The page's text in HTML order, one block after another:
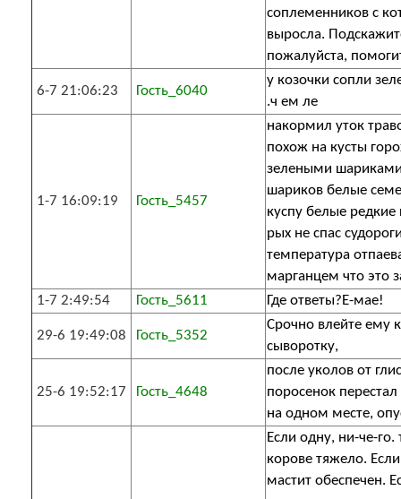
соплеменников с
выросла.
пожалуйста,
6-7 21:06:23 Гость_6040
у козочки сопли
.ч ем ле
1-7 16:09:19 Гость_5457
накормил уток
похож на кусты
зелеными
шариков белые
куспу белые редкие
рых не спас
температура
марганцем что это
1-7 2:49:54
Гость_5611 Где ответы?Е-мае!
29-6 19:49:08 Гость_5352
Срочно влейте ему
сыворотку,
25-6 19:52:17 Гость_4648
после уколов от
поросенок перестал
на одном месте,
Если одну, ни-че-го.
корове тяжело.
мастит обеспечен.